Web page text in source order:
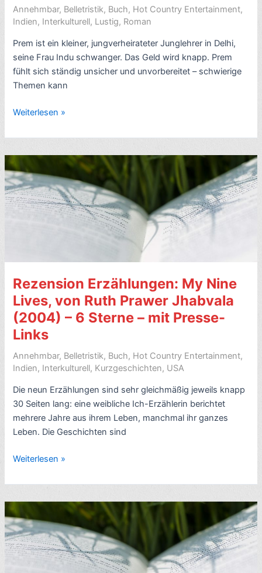
auf
Indisch,
engl.
Life
Isn’t
All
Ha
Hee)
–
6
Sterne
–
mit
Annehmbar, Belletristik, Buch, Hot Country Entertainment,
Indien, Interkulturell, Lustig, Roman
Prem ist ein kleiner, jungverheirateter Junglehrer in Delhi,
seine Frau Indu schwanger. Das Geld wird knapp. Prem
fühlt sich ständig unsicher und unvorbereitet – schwierige
Themen kann
Rezension
Roman:
The
Householder,
von
Ruth
Prawer
Sterne
–
mit
Video
Weiterlesen »
Rezension Erzählungen: My Nine
Lives, von Ruth Prawer Jhabvala
(2004) – 6 Sterne – mit Presse-
Links
Annehmbar, Belletristik, Buch, Hot Country Entertainment,
Indien, Interkulturell, Kurzgeschichten, USA
Die neun Erzählungen sind sehr gleichmäßig jeweils knapp
30 Seiten lang: eine weibliche Ich-Erzählerin berichtet
mehrere Jahre aus ihrem Leben, manchmal ihr ganzes
Leben. Die Geschichten sind
Rezension
My
Nine
Lives,
von
Ruth
Prawer
Weiterlesen »